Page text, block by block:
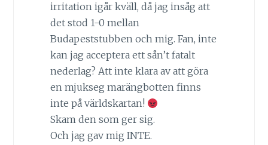
irritation igår kväll, då jag insåg att
det stod 1-0 mellan
Budapeststubben och mig. Fan, inte
kan jag acceptera ett sån’t fatalt
nederlag? Att inte klara av att göra
en mjukseg marängbotten finns
inte på världskartan!
Skam den som ger sig.
Och jag gav mig INTE.